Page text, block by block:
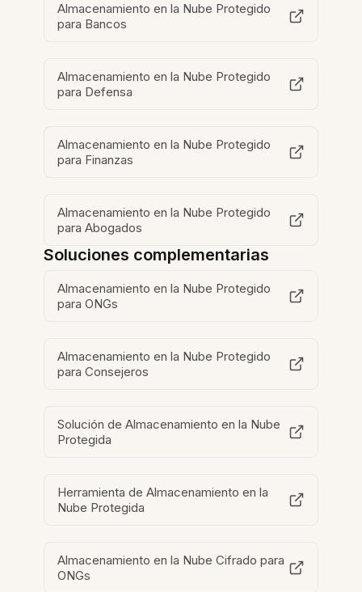
Almacenamiento en la Nube Protegido
para Bancos
Almacenamiento en la Nube Protegido
para Defensa
Almacenamiento en la Nube Protegido
para Finanzas
Almacenamiento en la Nube Protegido
para Abogados
Soluciones complementarias
Almacenamiento en la Nube Protegido
para ONGs
Almacenamiento en la Nube Protegido
para Consejeros
Solución de Almacenamiento en la Nube
Protegida
Herramienta de Almacenamiento en la
Nube Protegida
Almacenamiento en la Nube Cifrado para
ONGs